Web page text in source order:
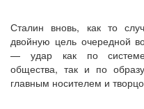
Сталин вновь, как то
двойную цель очередной
— удар как по системе
общества, так и по
главным носителем и